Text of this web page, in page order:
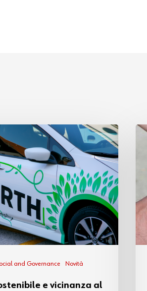
and Governance Novità
e vicinanza al